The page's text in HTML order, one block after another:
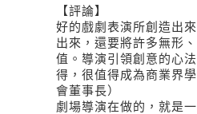
【評論】
好的戲劇表演所創造出
出來，還要將許多無形
值。導演引領創意的心
得，很值得成為商業界
會董事長）
劇場導演在做的，就是